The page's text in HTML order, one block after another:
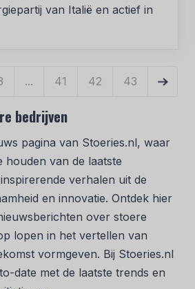
van Italië en actief in
... 41 42 43 »
bedrijven
pagina van Stoeries.nl, waar
houden van de laatste
verhalen uit de
en innovatie. Ontdek hier
over stoere
lopen in het vertellen van
vormgeven. Bij Stoeries.nl
date met de laatste trends en